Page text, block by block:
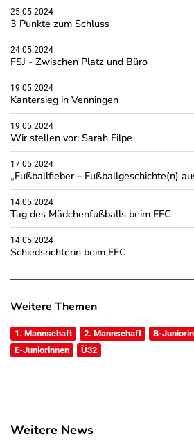
25.05.2024
3 Punkte zum Schluss
24.05.2024
FSJ - Zwischen Platz und Büro
19.05.2024
Kantersieg in Venningen
19.05.2024
Wir stellen vor: Sarah Filpe
17.05.2024
„Fußballfieber – Fußballgeschichte(n)
14.05.2024
Tag des Mädchenfußballs beim FFC
14.05.2024
Schiedsrichterin beim FFC
Weitere Themen
1. Mannschaft 2. Mannschaft B-
E-Juniorinnen
Ü32
Weitere News